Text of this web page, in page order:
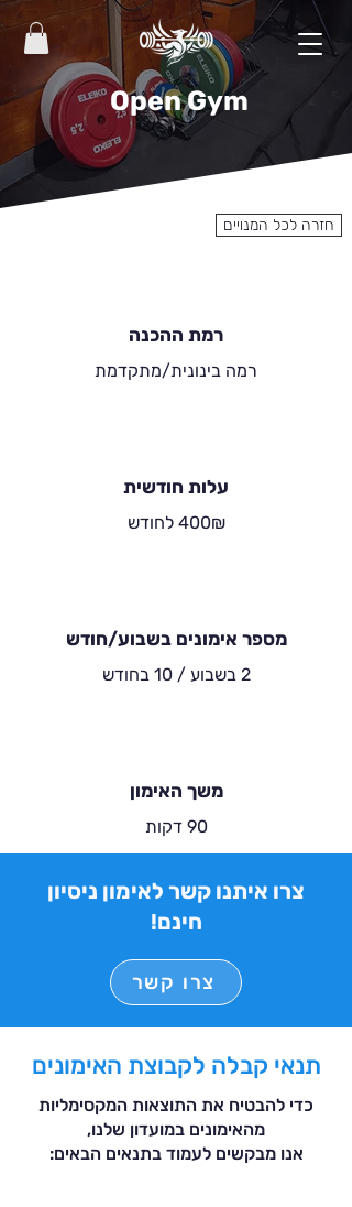
Open Gym
חזרה לכל המנויים
רמת ההכנה
רמה בינונית/מתקדמת
עלות חודשית
400₪ לחודש
מספר אימונים בשבוע/חודש
2 בשבוע / 10 בחודש
משך האימון
90 דקות
צרו איתנו קשר לאימון ניסיון
חינם!
צרו קשר
תנאי קבלה לקבוצת האימונים
כדי להבטיח את התוצאות המקסימליות
מהאימונים במועדון שלנו,
אנו מבקשים לעמוד בתנאים הבאים: